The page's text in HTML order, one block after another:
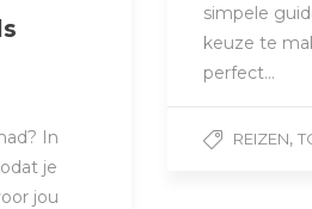
In
je
jou
simpele
keuze te
perfect…
REIZEN,